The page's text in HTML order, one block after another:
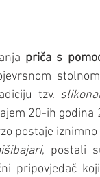
priča s
tzv.
20-ih
postaje
, postali
pripovjedač